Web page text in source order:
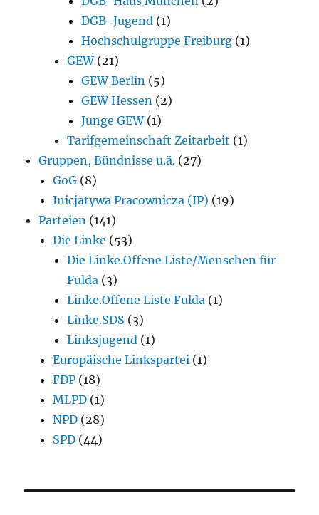
DGB-Jugend (1)
Hochschulgruppe Freiburg (1)
GEW(21)
GEW Berlin (5)
GEW Hessen (2)
Junge GEW(1)
Tarifgemeinschaft Zeitarbeit (1)
Gruppen, Bündnisse u.ä. (27)
GoG (8)
Inicjatywa Pracownicza (IP) (19)
Parteien (141)
Die Linke (53)
Die Linke.Offene Liste/Menschen für
Fulda (3)
Linke.Offene Liste Fulda (1)
Linke.SDS (3)
Linksjugend (1)
Europäische Linkspartei (1)
FDP (18)
MLPD (1)
NPD (28)
SPD (44)